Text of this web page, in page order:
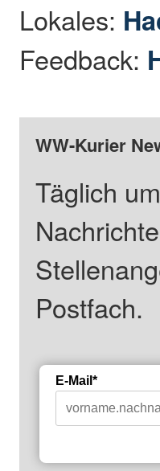
Lokales:
Feedback:
WW-Kurier
Täglich
Postfach.
E-Mail*